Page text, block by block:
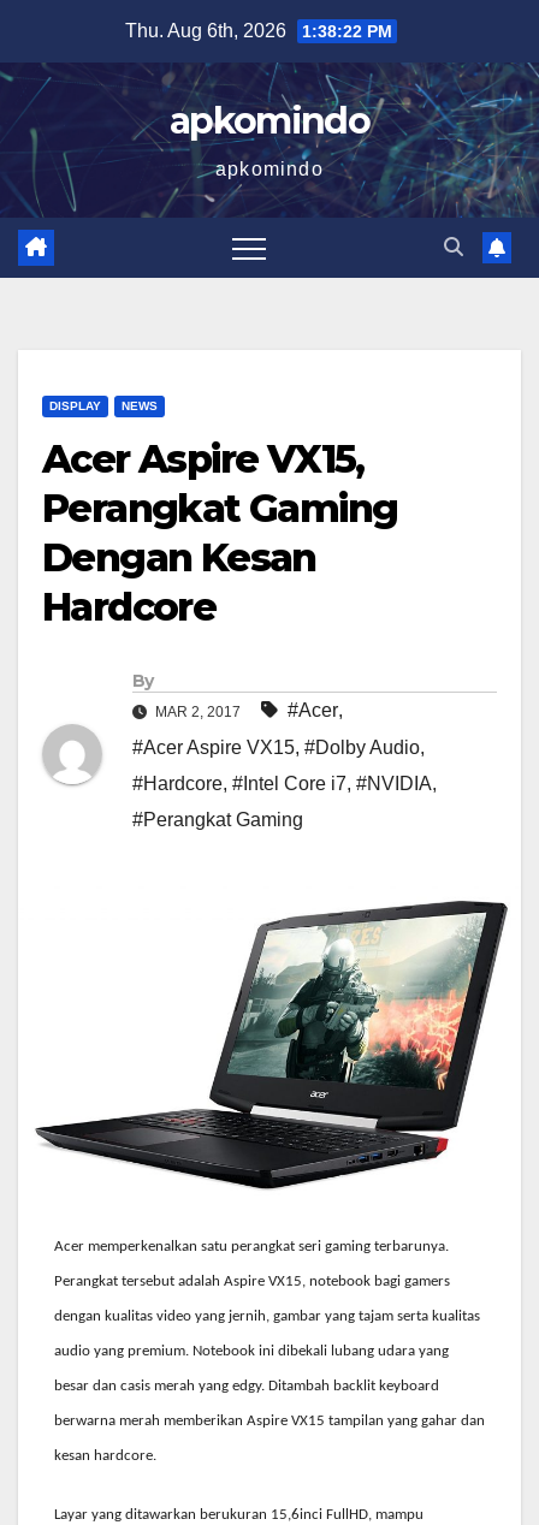
content
Thu. Aug 6th, 2026 1:38:22 PM
apkomindo
apkomindo
DISPLAY NEWS
Acer Aspire VX15,
Perangkat Gaming
Dengan Kesan
Hardcore
By
MAR 2, 2017 #Acer,
#Acer Aspire VX15, #Dolby Audio,
#Hardcore, #Intel Core i7, #NVIDIA,
#Perangkat Gaming
Acer memperkenalkan satu perangkat seri gaming terbarunya.
Perangkat tersebut adalah Aspire VX15, notebook bagi gamers
dengan kualitas video yang jernih, gambar yang tajam serta kualitas
audio yang premium. Notebook ini dibekali lubang udara yang
besar dan casis merah yang edgy. Ditambah backlit keyboard
berwarna merah memberikan Aspire VX15 tampilan yang gahar dan
kesan hardcore.
Layar yang ditawarkan berukuran 15,6inci FullHD, mampu